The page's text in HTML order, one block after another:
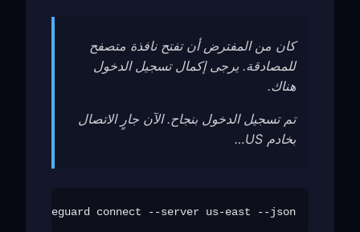
كان من المفترض أن تفتح نافذة متصفح
للمصادقة. يرجى إكمال تسجيل الدخول
هناك.
تم تسجيل الدخول بنجاح. الآن جارٍ الاتصال
بخادم US…
freeguard connect --server us-east --json